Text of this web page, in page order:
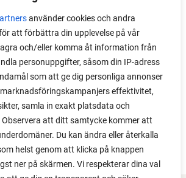
använder cookies och andra
att förbättra din upplevelse på vår
och/eller komma åt information från
personuppgifter, såsom din IP-adress
som att ge dig personliga annonser
effektivitet,
samla in exakt platsdata och
att ditt samtycke kommer att
Du kan ändra eller återkalla
helst genom att klicka på knappen
ner på skärmen. Vi respekterar dina val
tillsammans med andra växter.
odla mycket i på liten yta.